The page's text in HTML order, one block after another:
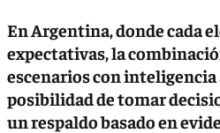
En Argentina, donde cada
expectativas, la
escenarios con
posibilidad de tomar
un respaldo basado en